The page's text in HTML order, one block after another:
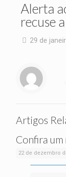
Alerta
recuse
29 de
Artigos
22 de dezembro
Confira um
realizadas